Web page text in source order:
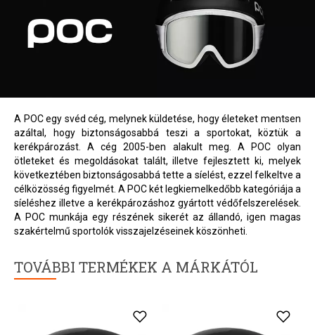
A POC egy svéd cég, melynek küldetése, hogy életeket mentsen
azáltal, hogy biztonságosabbá teszi a sportokat, köztük a
kerékpározást. A cég 2005-ben alakult meg. A POC olyan
ötleteket és megoldásokat talált, illetve fejlesztett ki, melyek
következtében biztonságosabbá tette a síelést, ezzel felkeltve a
célközösség figyelmét. A POC két legkiemelkedőbb kategóriája a
síeléshez illetve a kerékpározáshoz gyártott védőfelszerelések.
A POC munkája egy részének sikerét az állandó, igen magas
szakértelmű sportolók visszajelzéseinek köszönheti.
TOVÁBBI TERMÉKEK A MÁRKÁTÓL